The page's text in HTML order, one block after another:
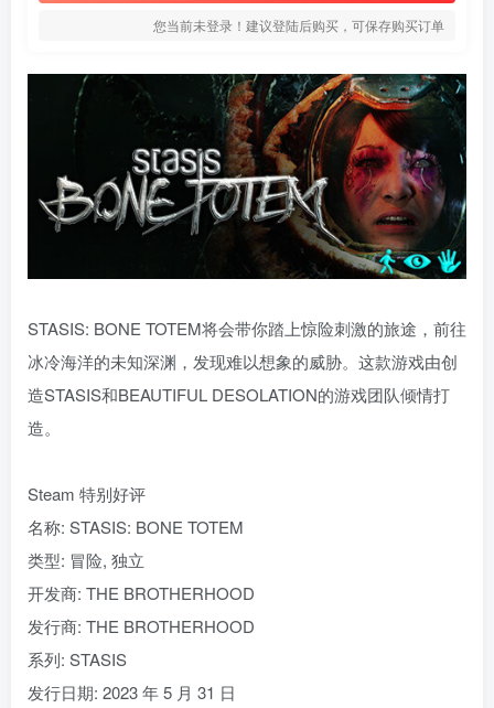
您当前未登录！建议登陆后购买，可保存购买订单
STASIS: BONE TOTEM将会带你踏上惊险刺激的旅途，前往
冰冷海洋的未知深渊，发现难以想象的威胁。这款游戏由创
造STASIS和BEAUTIFUL DESOLATION的游戏团队倾情打
造。
Steam 特别好评
名称: STASIS: BONE TOTEM
类型: 冒险, 独立
开发商: THE BROTHERHOOD
发行商: THE BROTHERHOOD
系列: STASIS
发行日期: 2023 年 5 月 31 日